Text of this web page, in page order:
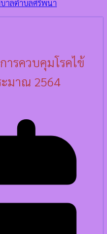
าลตำบลศรีพนา
รควบคุมโรคไข้
มาณ 2564